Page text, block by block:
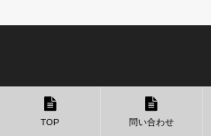
TOP 問い合わせ